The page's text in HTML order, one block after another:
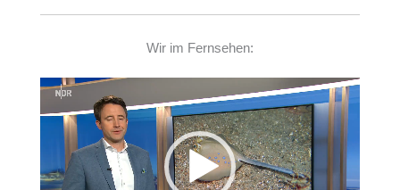
Wir im Fernsehen:
Player